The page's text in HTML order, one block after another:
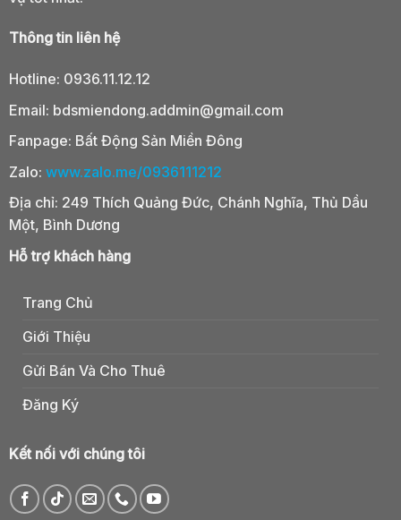
Thông tin liên hệ
Hotline: 0936.11.12.12
Email: bdsmiendong.addmin@gmail.com
Fanpage: Bất Động Sản Miền Đông
Zalo: www.zalo.me/0936111212
Địa chỉ: 249 Thích Quảng Đức, Chánh Nghĩa, Thủ Dầu
Một, Bình Dương
Hỗ trợ khách hàng
Trang Chủ
Giới Thiệu
Gửi Bán Và Cho Thuê
Đăng Ký
Kết nối với chúng tôi